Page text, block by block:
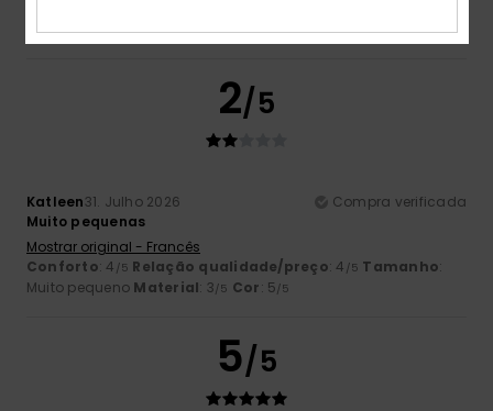
2/5
Katleen31. Julho 2026
Compra verificada
Muito pequenas
Mostrar original - Francês
Conforto: 4 /5 Relação qualidade/preço: 4 /5 Tamanho:
Muito pequeno Material: 3/5 Cor: 5/5
5/5